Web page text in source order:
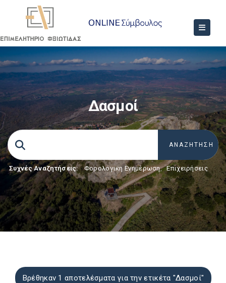
Δασμοί
Συχνές Αναζητήσεις: Φορολογικη Ενημέρωση, Επιχειρήσεις
Βρέθηκαν 1 αποτελέσματα για την ετικέτα "Δασμοί"